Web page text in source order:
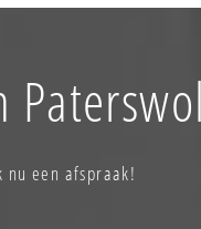
nu een afspraak!